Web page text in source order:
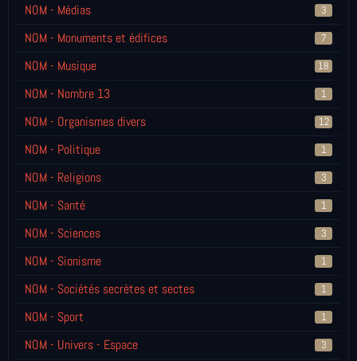
NOM - Médias 3
NOM - Monuments et édifices 7
NOM - Musique 18
NOM - Nombre 13 1
NOM - Organismes divers 12
NOM - Politique 1
NOM - Religions 3
NOM - Santé 1
NOM - Sciences 3
NOM - Sionisme 1
NOM - Sociétés secrètes et sectes 1
NOM - Sport 1
NOM - Univers - Espace 3